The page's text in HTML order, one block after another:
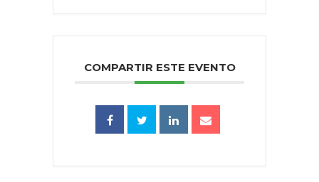
COMPARTIR ESTE EVENTO